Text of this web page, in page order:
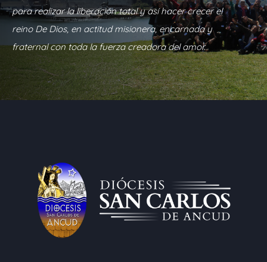
para realizar la liberación total y así hacer crecer el
reino De Dios, en actitud misionera, encarnada y
fraternal con toda la fuerza creadora del amor.